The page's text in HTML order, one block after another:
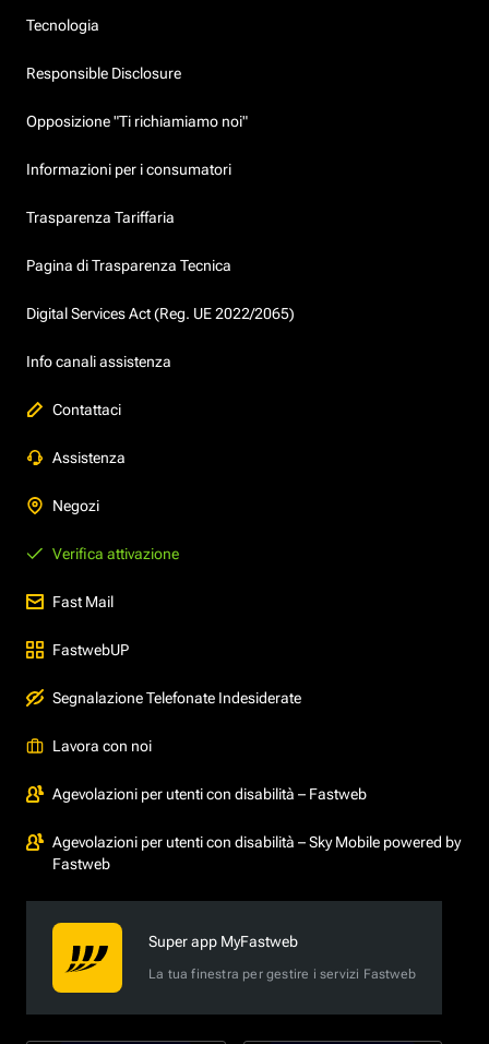
Tecnologia
Responsible Disclosure
Opposizione "Ti richiamiamo noi"
Informazioni per i consumatori
Trasparenza Tariffaria
Pagina di Trasparenza Tecnica
Digital Services Act (Reg. UE 2022/2065)
Info canali assistenza
Contattaci
Assistenza
Negozi
Verifica attivazione
Fast Mail
FastwebUP
Segnalazione Telefonate Indesiderate
Lavora con noi
Agevolazioni per utenti con disabilità – Fastweb
Agevolazioni per utenti con disabilità – Sky Mobile powered by
Fastweb
Super app MyFastweb
La tua finestra per gestire i servizi Fastweb